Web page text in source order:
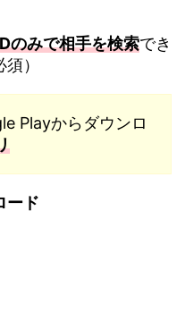
のみで相手を検索でき
）
Playからダウンロ
ード